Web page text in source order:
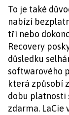
To je také
nabízí
tří nebo
Recovery
důsledku
softwarového
která způsobí
dobu platnosti
zdarma. LaCie